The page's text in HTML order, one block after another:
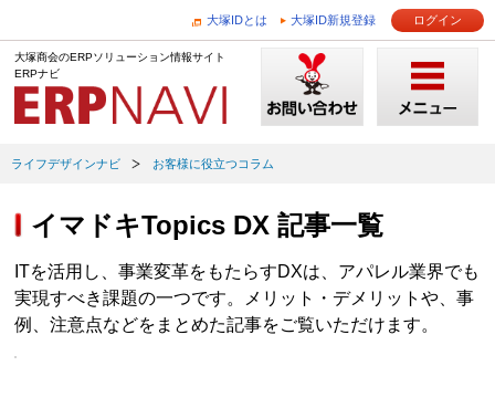
大塚IDとは 大塚ID新規登録 ログイン
大塚商会のERPソリューション情報サイト
ERPナビ
ライフデザインナビ お客様に役立つコラム
イマドキTopics DX 記事一覧
ITを活用し、事業変革をもたらすDXは、アパレル業界でも
実現すべき課題の一つです。メリット・デメリットや、事
例、注意点などをまとめた記事をご覧いただけます。